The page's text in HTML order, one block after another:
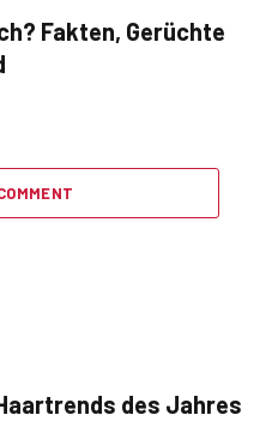
Fakten, Gerüchte
des Jahres